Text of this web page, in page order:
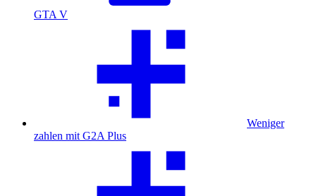
GTA V
Weniger
zahlen mit G2A Plus